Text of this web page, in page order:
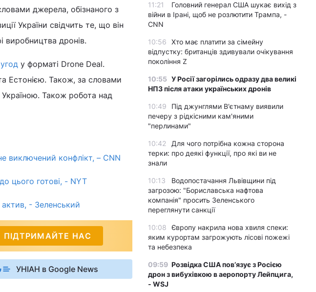
джерела, обізнаного з
України свідчить те, що він
виробництва дронів.
у форматі Drone Deal.
Естонією. Також, за словами
Також робота над
виключений конфлікт, – CNN
цього готові, - NYT
- Зеленський
ПІДТРИМАЙТЕ НАС
УНІАН в Google News
11:21
Головний генерал США шукає вихід з
війни в Ірані, щоб не розлютити Трампа, -
CNN
10:56
Хто має платити за сімейну
відпустку: британців здивували очікування
покоління Z
10:55 У Росії загорілись одразу два великі
НПЗ після атаки українських дронів
10:49
Під джунглями В'єтнаму виявили
печеру з рідкісними кам'яними
"перлинами"
10:42
Для чого потрібна кожна сторона
терки: про деякі функції, про які ви не
знали
10:13
Водопостачання Львівщини під
загрозою: "Бориславська нафтова
компанія" просить Зеленського
переглянути санкції
10:08
Європу накрила нова хвиля спеки:
яким курортам загрожують лісові пожежі
та небезпека
09:59 Розвідка США пов’язує з Росією
дрон з вибухівкою в аеропорту Лейпцига,
- WSJ